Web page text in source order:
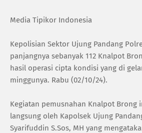
Media Tipikor Indonesia
Kepolisian Sektor Ujung Pandang
panjangnya sebanyak 112 Knalpot
hasil operasi cipta kondisi yang di
minggunya. Rabu (02/10/24).
Kegiatan pemusnahan Knalpot Brong
langsung oleh Kapolsek Ujung
Syarifuddin S.Sos, MH yang